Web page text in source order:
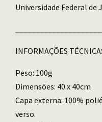
Universidade Federal de
INFORMAÇÕES
Peso: 100g
Dimensões: 40 x 40cm
Capa externa: 100%
verso.